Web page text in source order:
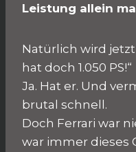
Leistung allein
Natürlich wird
hat doch 1.050 PS!“
Ja. Hat er. Und
brutal schnell.
Doch Ferrari war
war immer dieses